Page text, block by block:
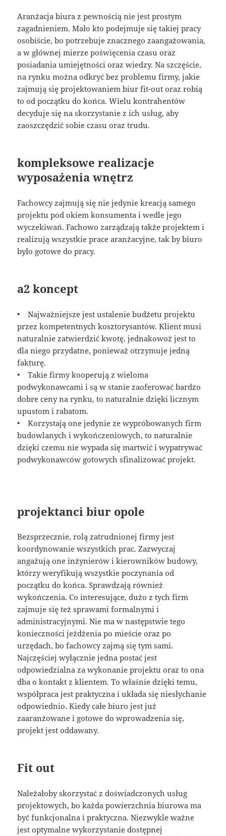
Aranżacja biura z pewnością nie jest prostym
zagadnieniem. Mało kto podejmuje się takiej pracy
osobiście, bo potrzebuje znacznego zaangażowania,
a w głównej mierze poświęcenia czasu oraz
posiadania umiejętności oraz wiedzy. Na szczęście,
na rynku można odkryć bez problemu firmy, jakie
zajmują się projektowaniem biur fit-out oraz robią
to od początku do końca. Wielu kontrahentów
decyduje się na skorzystanie z ich usług, aby
zaoszczędzić sobie czasu oraz trudu.
kompleksowe realizacje
wyposażenia wnętrz
Fachowcy zajmują się nie jedynie kreacją samego
projektu pod okiem konsumenta i wedle jego
wyczekiwań. Fachowo zarządzają także projektem i
realizują wszystkie prace aranżacyjne, tak by biuro
było gotowe do pracy.
a2 koncept
• Najważniejsze jest ustalenie budżetu projektu
przez kompetentnych kosztorysantów. Klient musi
naturalnie zatwierdzić kwotę, jednakowoż jest to
dla niego przydatne, ponieważ otrzymuje jedną
fakturę.
• Takie firmy kooperują z wieloma
podwykonawcami i są w stanie zaoferować bardzo
dobre ceny na rynku, to naturalnie dzięki licznym
upustom i rabatom.
• Korzystają one jedynie ze wypróbowanych firm
budowlanych i wykończeniowych, to naturalnie
dzięki czemu nie wypada się martwić i wypatrywać
podwykonawców gotowych sfinalizować projekt.
projektanci biur opole
Bezsprzecznie, rolą zatrudnionej firmy jest
koordynowanie wszystkich prac. Zazwyczaj
angażują one inżynierów i kierowników budowy,
którzy weryfikują wszystkie poczynania od
początku do końca. Sprawdzają również
wykończenia. Co interesujące, dużo z tych firm
zajmuje się też sprawami formalnymi i
administracyjnymi. Nie ma w następstwie tego
konieczności jeżdżenia po mieście oraz po
urzędach, bo fachowcy zajmą się tym sami.
Najczęściej wyłącznie jedna postać jest
odpowiedzialna za wykonanie projektu oraz to ona
dba o kontakt z klientem. To właśnie dzięki temu,
współpraca jest praktyczna i układa się niesłychanie
odpowiednio. Kiedy całe biuro jest już
zaaranżowane i gotowe do wprowadzenia się,
projekt jest oddawany.
Fit out
Należałoby skorzystać z doświadczonych usług
projektowych, bo każda powierzchnia biurowa ma
być funkcjonalna i praktyczna. Niezwykle ważne
jest optymalne wykorzystanie dostępnej